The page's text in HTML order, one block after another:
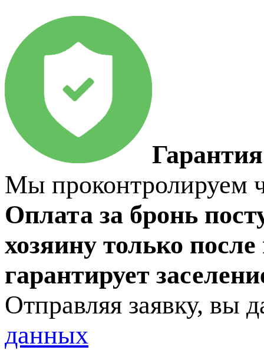
Мы проконтролируем
Оплата за бронь
хозяину только
гарантирует
Отправляя заявку, вы
данных